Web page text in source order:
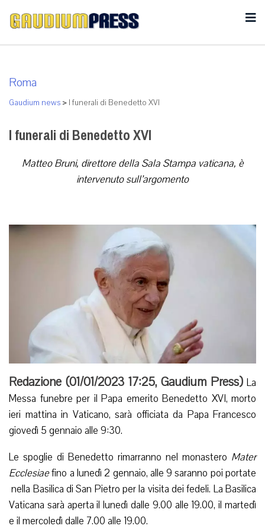
Roma
Gaudium news > I funerali di Benedetto XVI
I funerali di Benedetto XVI
Matteo Bruni, direttore della Sala Stampa vaticana, è
intervenuto sull’argomento
Redazione (01/01/2023 17:25,Gaudium Press) La
Messa funebre per il Papa emerito Benedetto XVI, morto
ieri mattina in Vaticano, sarà officiata da Papa Francesco
giovedì 5 gennaio alle 9:30.
Le spoglie di Benedetto rimarranno nel monastero Mater
Ecclesiaefino a lunedì 2 gennaio, alle 9 saranno poi portate
nella Basilica di San Pietro per la visita dei fedeli. La Basilica
Vaticana sarà aperta il lunedì dalle 9.00 alle 19.00, il martedì
e il mercoledì dalle 7.00 alle 19.00.